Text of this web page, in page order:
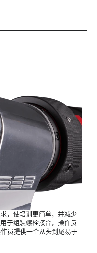
，使培训更简单，并减少
于组装螺栓接合，操作员
员提供一个从头到尾易于